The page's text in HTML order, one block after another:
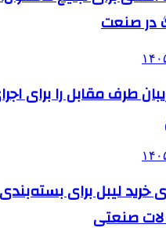
در صنعت
۰۱
طرف مقابل را برای
۳۰
خرید لیبل برای
صنعتی